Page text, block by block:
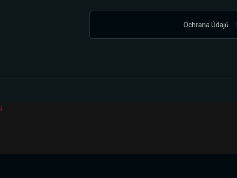
Ochrana Údajů
i